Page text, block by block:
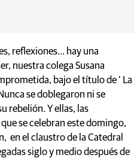
reflexiones... hay una
nuestra colega Susana
bajo el título de ‘ La
se doblegaron ni se
rebelión. Y ellas, las
se celebran este domingo,
en el claustro de la Catedral
siglo y medio después de